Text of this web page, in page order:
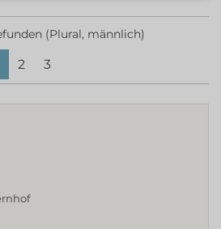
(Plural, männlich)
2 3